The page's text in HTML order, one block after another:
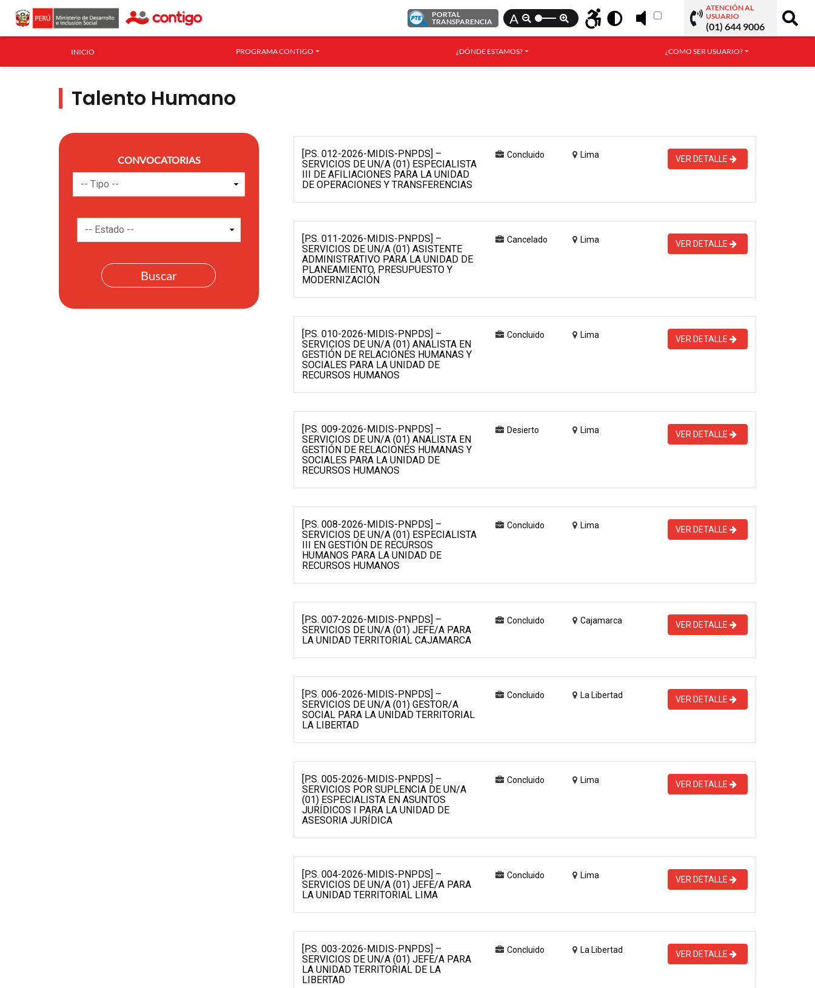
PORTAL
TRANSPARENCIA
A
ATENCIÓN AL
USUARIO
(01) 644 9006
INICIO PROGRAMA CONTIGO ¿DÓNDE ESTAMOS? ¿COMO SER USUARIO?
Talento Humano
CONVOCATORIAS
[P.S. 012-2026-MIDIS-PNPDS] –
SERVICIOS DE UN/A (01) ESPECIALISTA
III DE AFILIACIONES PARA LA UNIDAD
DE OPERACIONES Y TRANSFERENCIAS
Concluido Lima VER DETALLE
[P.S. 011-2026-MIDIS-PNPDS] –
SERVICIOS DE UN/A (01) ASISTENTE
ADMINISTRATIVO PARA LA UNIDAD DE
PLANEAMIENTO, PRESUPUESTO Y
MODERNIZACIÓN
Cancelado Lima VER DETALLE
[P.S. 010-2026-MIDIS-PNPDS] –
SERVICIOS DE UN/A (01) ANALISTA EN
GESTIÓN DE RELACIONES HUMANAS Y
SOCIALES PARA LA UNIDAD DE
RECURSOS HUMANOS
Concluido Lima VER DETALLE
[P.S. 009-2026-MIDIS-PNPDS] –
SERVICIOS DE UN/A (01) ANALISTA EN
GESTIÓN DE RELACIONES HUMANAS Y
SOCIALES PARA LA UNIDAD DE
RECURSOS HUMANOS
Desierto Lima VER DETALLE
[P.S. 008-2026-MIDIS-PNPDS] –
SERVICIOS DE UN/A (01) ESPECIALISTA
III EN GESTIÓN DE RECURSOS
HUMANOS PARA LA UNIDAD DE
RECURSOS HUMANOS
Concluido Lima VER DETALLE
[P.S. 007-2026-MIDIS-PNPDS] –
SERVICIOS DE UN/A (01) JEFE/A PARA
LA UNIDAD TERRITORIAL CAJAMARCA
Concluido Cajamarca VER DETALLE
[P.S. 006-2026-MIDIS-PNPDS] –
SERVICIOS DE UN/A (01) GESTOR/A
SOCIAL PARA LA UNIDAD TERRITORIAL
LA LIBERTAD
Concluido La Libertad VER DETALLE
[P.S. 005-2026-MIDIS-PNPDS] –
SERVICIOS POR SUPLENCIA DE UN/A
(01) ESPECIALISTA EN ASUNTOS
JURÍDICOS I PARA LA UNIDAD DE
ASESORIA JURÍDICA
Concluido Lima VER DETALLE
[P.S. 004-2026-MIDIS-PNPDS] –
SERVICIOS DE UN/A (01) JEFE/A PARA
LA UNIDAD TERRITORIAL LIMA
Concluido Lima VER DETALLE
[P.S. 003-2026-MIDIS-PNPDS] –
SERVICIOS DE UN/A (01) JEFE/A PARA
LA UNIDAD TERRITORIAL DE LA
LIBERTAD
Concluido La Libertad VER DETALLE